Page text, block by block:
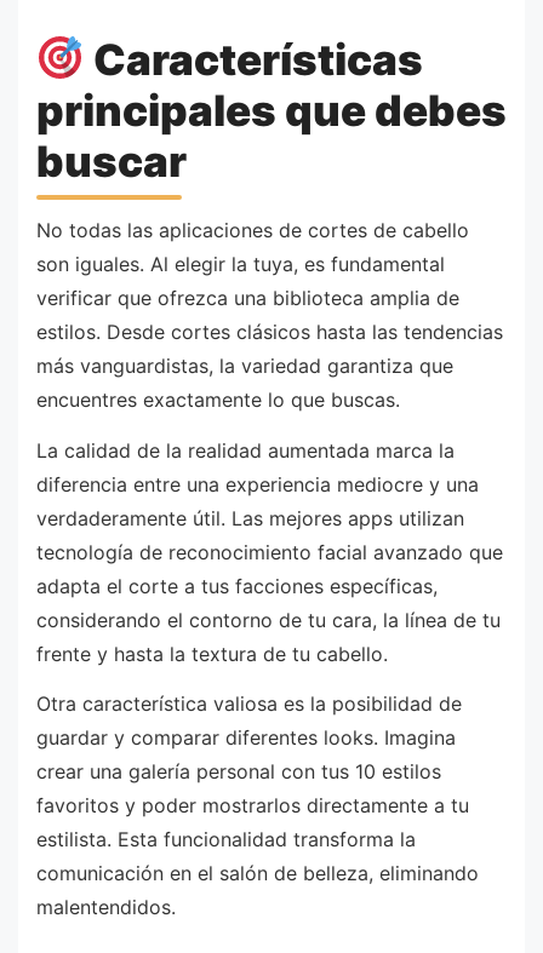
Características
principales que debes
buscar
No todas las aplicaciones de cortes de cabello
son iguales. Al elegir la tuya, es fundamental
verificar que ofrezca una biblioteca amplia de
estilos. Desde cortes clásicos hasta las tendencias
más vanguardistas, la variedad garantiza que
encuentres exactamente lo que buscas.
La calidad de la realidad aumentada marca la
diferencia entre una experiencia mediocre y una
verdaderamente útil. Las mejores apps utilizan
tecnología de reconocimiento facial avanzado que
adapta el corte a tus facciones específicas,
considerando el contorno de tu cara, la línea de tu
frente y hasta la textura de tu cabello.
Otra característica valiosa es la posibilidad de
guardar y comparar diferentes looks. Imagina
crear una galería personal con tus 10 estilos
favoritos y poder mostrarlos directamente a tu
estilista. Esta funcionalidad transforma la
comunicación en el salón de belleza, eliminando
malentendidos.